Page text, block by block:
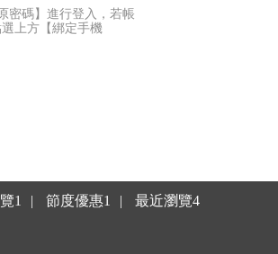
密碼】進行登入，若帳
上方【綁定手機
1 節度優惠1 最近瀏覽4